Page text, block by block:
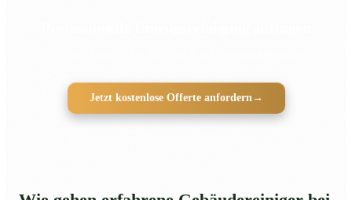
Jetzt kostenlose Offerte anfordern→